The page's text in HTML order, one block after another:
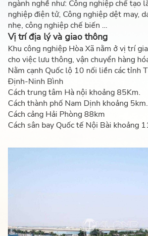
ngành nghề như: Công nghiệp chế tạo
nghiệp điện tử, Công nghiệp dệt may,
nhẹ, công nghiệp chế biến …
Vị trí địa lý và giao thông
Khu công nghiệp Hòa Xã nằm ở vị trí
cho việc lưu thông, vận chuyển hàng
Nằm cạnh Quốc lộ 10 nối liền các tỉnh
Định-Ninh Bình
Cách trung tâm Hà nội khoảng 85Km.
Cách thành phố Nam Dịnh khoảng 5km.
Cách cảng Hải Phòng 88km
Cách sân bay Quốc tế Nội Bài khoảng